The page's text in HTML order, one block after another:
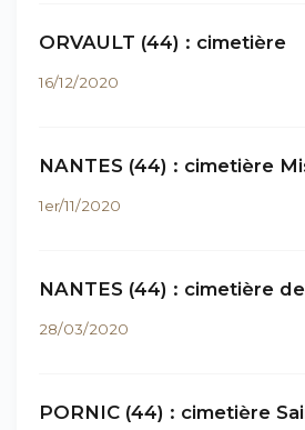
ORVAULT (44) : cimetière
16/12/2020
NANTES (44) : cimetière
1er/11/2020
NANTES (44) : cimetière
28/03/2020
PORNIC (44) : cimetière